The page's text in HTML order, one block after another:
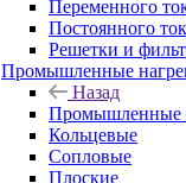
Переменного
Постоянного
Решетки и
Промышленные
Назад
Промышленные
Кольцевые
Сопловые
Плоские